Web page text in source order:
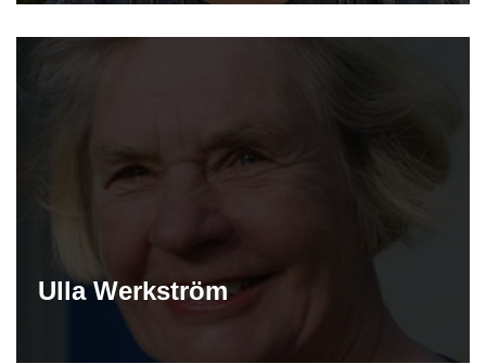
Ulla Werkström